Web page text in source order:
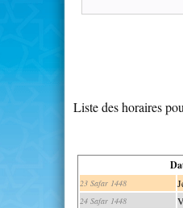
Liste des horaires
23 Safar 1448
24 Safar 1448